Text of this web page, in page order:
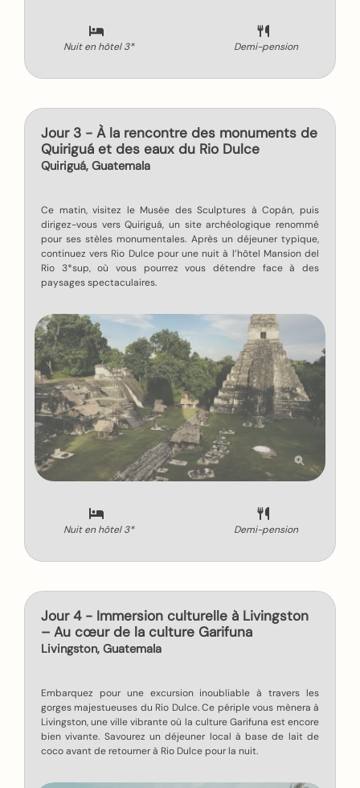
Nuit en hôtel 3* Demi-pension
Jour 3 - À la rencontre des monuments de
Quiriguá et des eaux du Rio Dulce
Quiriguá, Guatemala
Ce matin, visitez le Musée des Sculptures à Copán, puis
dirigez-vous vers Quiriguá, un site archéologique renommé
pour ses stèles monumentales. Après un déjeuner typique,
continuez vers Rio Dulce pour une nuit à l’hôtel Mansion del
Rio 3*sup, où vous pourrez vous détendre face à des
paysages spectaculaires.
Nuit en hôtel 3* Demi-pension
Jour 4 - Immersion culturelle à Livingston
– Au cœur de la culture Garifuna
Livingston, Guatemala
Embarquez pour une excursion inoubliable à travers les
gorges majestueuses du Rio Dulce. Ce périple vous mènera à
Livingston, une ville vibrante où la culture Garifuna est encore
bien vivante. Savourez un déjeuner local à base de lait de
coco avant de retourner à Rio Dulce pour la nuit.